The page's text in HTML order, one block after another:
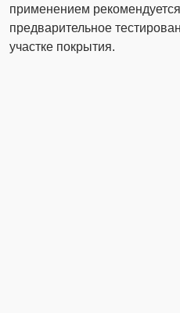
применением
предварительное
участке покрытия.